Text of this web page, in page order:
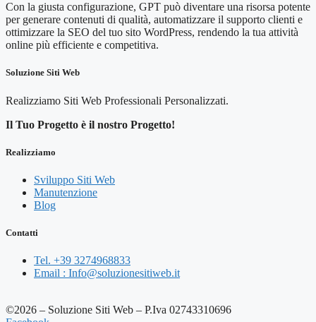
Con la giusta configurazione, GPT può diventare una risorsa potente
per generare contenuti di qualità, automatizzare il supporto clienti e
ottimizzare la SEO del tuo sito WordPress, rendendo la tua attività
online più efficiente e competitiva.
Soluzione Siti Web
Realizziamo Siti Web Professionali Personalizzati.
Il Tuo Progetto è il nostro Progetto!
Realizziamo
Sviluppo Siti Web
Manutenzione
Blog
Contatti
Tel. +39 3274968833
Email : Info@soluzionesitiweb.it
©2026 – Soluzione Siti Web – P.Iva 02743310696